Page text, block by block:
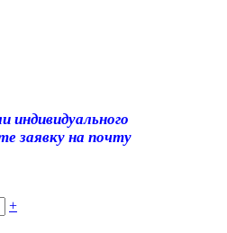
индивидуального
заявку на почту
+